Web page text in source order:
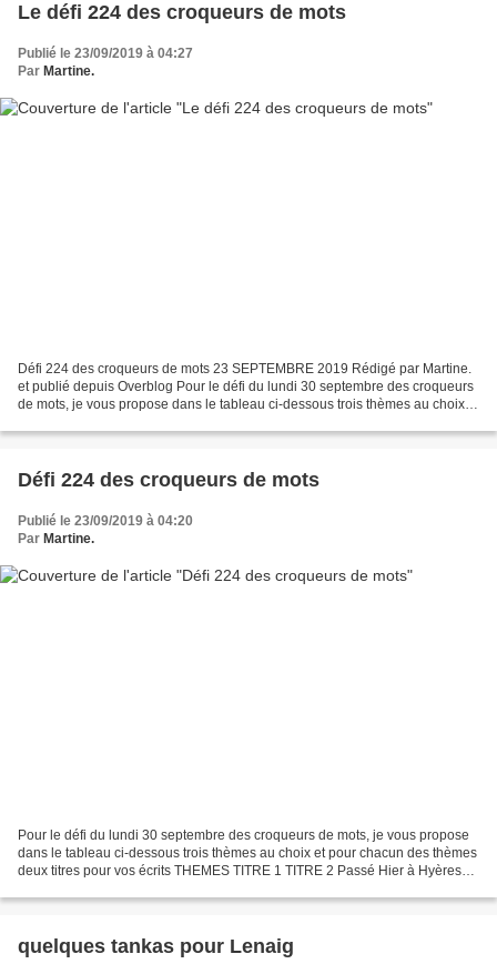
Le défi 224 des croqueurs de mots
Publié le 23/09/2019 à 04:27
Par Martine.
Défi 224 des croqueurs de mots 23 SEPTEMBRE 2019 Rédigé par Martine.
et publié depuis Overblog Pour le défi du lundi 30 septembre des croqueurs
de mots, je vous propose dans le tableau ci-dessous trois thèmes au choix et
Défi 224 des croqueurs de mots
Publié le 23/09/2019 à 04:20
Par Martine.
Pour le défi du lundi 30 septembre des croqueurs de mots, je vous propose
dans le tableau ci-dessous trois thèmes au choix et pour chacun des thèmes
deux titres pour vos écrits THEMES TITRE 1 TITRE 2 Passé Hier à Hyères
quelques tankas pour Lenaig